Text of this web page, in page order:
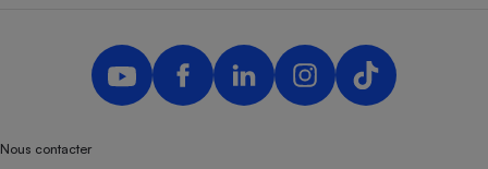
Nous contacter